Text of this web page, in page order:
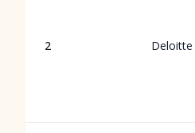
2 Deloitte